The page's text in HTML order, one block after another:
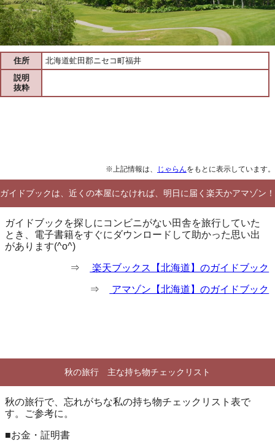
住所
北海道虻田郡ニセコ町福井
説明
抜粋
※上記情報は、 じゃらんをもとに表示しています。
ガイドブックは、近くの本屋になければ、明日に届く楽天かアマゾン！
ガイドブックを探しにコンビニがない田舎を旅行していた
とき、電子書籍をすぐにダウンロードして助かった思い出
があります(^o^)
⇒ 楽天ブックス【北海道】のガイドブック
⇒ アマゾン【北海道】のガイドブック
秋の旅行 主な持ち物チェックリスト
秋の旅行で、忘れがちな私の持ち物チェックリスト表で
す。ご参考に。
■お金・証明書